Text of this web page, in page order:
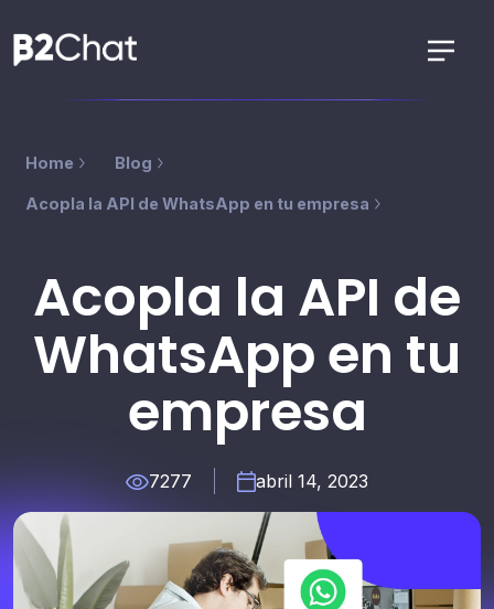
Home Blog
Acopla la API de WhatsApp en tu empresa
Acopla la API de
WhatsApp en tu
empresa
7277 abril 14, 2023